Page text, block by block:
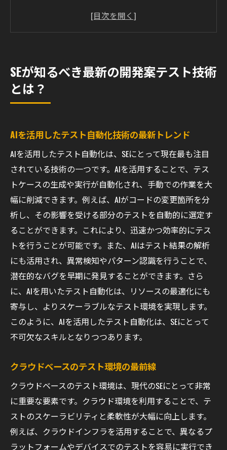
クラウドベースのテスト環境の最前線
ト技術
効率的なテストプロセスを確立するためのSEの
役割
テスト計画の策定と管理
テスト自動化の導入と運用
品質保証とテストの統合
テスト環境の構築と維持
リスクベースのテスト戦略
テストチームとのコミュニケーションとコ
ラボレーション
最新のテストツールとSEの活用法
テスト管理ツールの選定基準
パフォーマンステストツールの効果的な活
用方法
セキュリティテストツールの利用法
モバイルテストツールの最適な利用方法
クラウドネイティブなテストツールの活用
テスト技術の進化とSEが注目すべきポイント
DevOpsとテストの融合
SEが知るべき最新の開発案テスト技術
とは？
AIを活用したテスト自動化技術の最新トレンド
AIを活用したテスト自動化は、SEにとって現在最も注目
されている技術の一つです。AIを活用することで、テス
トケースの生成や実行が自動化され、手動での作業を大
幅に削減できます。例えば、AIがコードの変更箇所を分
析し、その影響を受ける部分のテストを自動的に選定す
ることができます。これにより、迅速かつ効率的にテス
トを行うことが可能です。また、AIはテスト結果の解析
にも活用され、異常検知やパターン認識を行うことで、
潜在的なバグを早期に発見することができます。さら
に、AIを用いたテスト自動化は、リソースの最適化にも
寄与し、よりスケーラブルなテスト環境を実現します。
このように、AIを活用したテスト自動化は、SEにとって
不可欠なスキルとなりつつあります。
クラウドベースのテスト環境の最前線
クラウドベースのテスト環境は、現代のSEにとって非常
に重要な要素です。クラウド環境を利用することで、テ
ストのスケーラビリティと柔軟性が大幅に向上します。
例えば、クラウドインフラを活用することで、異なるプ
ラットフォームやデバイスでのテストを容易に実行でき